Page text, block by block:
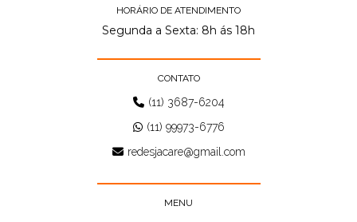
HORÁRIO DE ATENDIMENTO
Segunda a Sexta: 8h ás 18h
CONTATO
(11) 3687-6204
(11) 99973-6776
redesjacare@gmail.com
MENU